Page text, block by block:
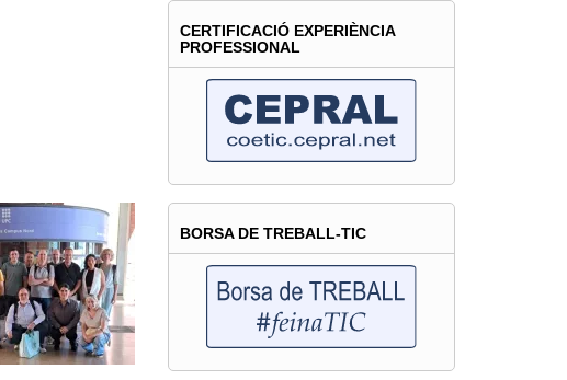
CERTIFICACIÓ EXPERIÈNCIA
PROFESSIONAL
BORSA DE TREBALL-TIC